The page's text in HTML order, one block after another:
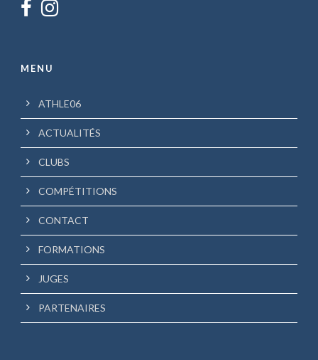
MENU
ATHLE06
ACTUALITÉS
CLUBS
COMPÉTITIONS
CONTACT
FORMATIONS
JUGES
PARTENAIRES